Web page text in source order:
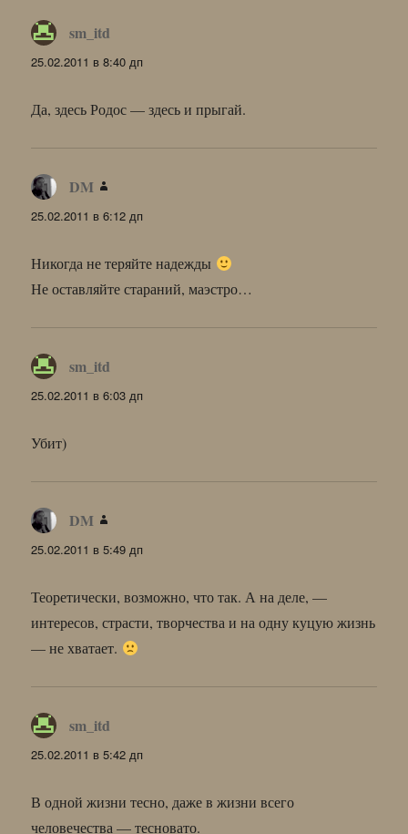
sm_itd
25.02.2011 в 8:40 дп
Да, здесь Родос — здесь и прыгай.
DM
25.02.2011 в 6:12 дп
Никогда не теряйте надежды
Не оставляйте стараний, маэстро…
sm_itd
25.02.2011 в 6:03 дп
Убит)
DM
25.02.2011 в 5:49 дп
Теоретически, возможно, что так. А на деле, —
интересов, страсти, творчества и на одну куцую жизнь
— не хватает.
sm_itd
25.02.2011 в 5:42 дп
В одной жизни тесно, даже в жизни всего
человечества — тесновато.